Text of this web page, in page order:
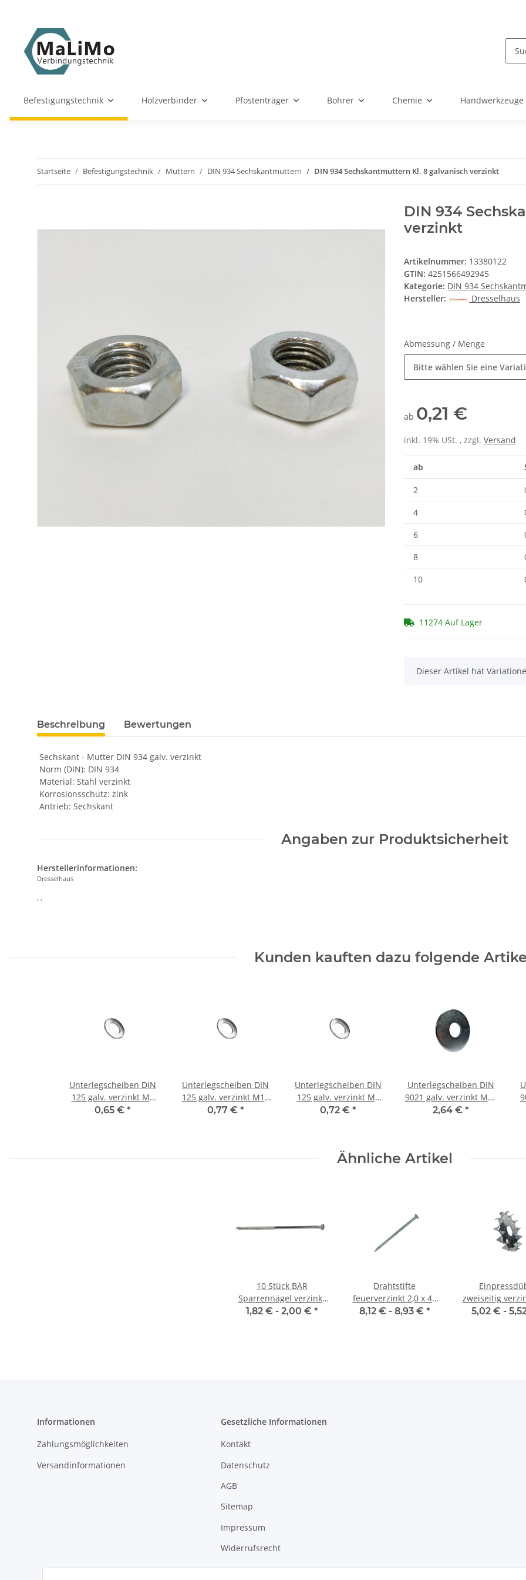
Befestigungstechnik Holzverbinder Pfostenträger Bohrer Chemie Handwerkzeuge
Startseite Befestigungstechnik Muttern DIN 934 Sechskantmuttern DIN 934 Sechskantmuttern Kl. 8 galvanisch verzinkt
DIN 934
verzinkt
Artikelnummer: 13380122
GTIN: 4251566492945
Kategorie: DIN 934
Hersteller:
Dresselhaus
Abmessung / Menge
Bitte wählen Sie eine
ab 0,21 €
inkl. 19% USt. , zzgl. Versand
ab
2
4
6
8
10
11274 Auf Lager
x
Dieser Artikel hat
Beschreibung Bewertungen
Sechskant - Mutter DIN 934 galv. verzinkt
Norm (DIN): DIN 934
Material: Stahl verzinkt
Korrosionsschutz: zink
Antrieb: Sechskant
Angaben zur Produktsicherheit
Herstellerinformationen:
Dresselhaus
Kunden kauften dazu folgende
Unterlegscheiben DIN
125 galv. verzinkt M8
(50) Stück
0,65 € *
Unterlegscheiben DIN
125 galv. verzinkt M10
(50) Stück
0,77 € *
Unterlegscheiben DIN
125 galv. verzinkt M6
(100) Stück
0,72 € *
Unterlegscheiben DIN
9021 galv. verzinkt M10
(50) Stück
2,64 € *
Ähnliche Artikel
10 Stück BÄR
Sparrennägel verzinkt
6,3 x 180 mm
1,82 € - 2,00 € *
Drahtstifte
feuerverzinkt 2,0 x 40
mm (2,5 kg)
8,12 € - 8,93 € *
zweiseitig
mm (10)
5,02 € -
Informationen
Zahlungsmöglichkeiten
Versandinformationen
Gesetzliche Informationen
Kontakt
Datenschutz
AGB
Sitemap
Impressum
Widerrufsrecht